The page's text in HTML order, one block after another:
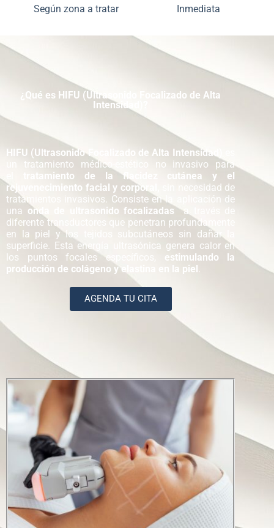
Según zona a tratar Inmediata
¿Qué es HIFU (Ultrasonido Focalizado de Alta
Intensidad)
HIFU (Ultrasonido Focalizado de Alta Intensidad)
un tratamiento médico-estético no invasivo para
tratamiento de la flacidez cutánea y el
rejuvenecimiento facial y corporal,
sin necesidad de
tratamientos invasivos. Consiste en la aplicación de
una onda de ultrasonido focalizadasa través de
diferente transductores que penetran profundamente
en la piel y los tejidos subcutáneos sin dañar la
superficie. Esta energía ultrasónica genera calor en
los puntos focales específicos, estimulando la
producción de colágeno y elastina en la piel
AGENDA TU CITA